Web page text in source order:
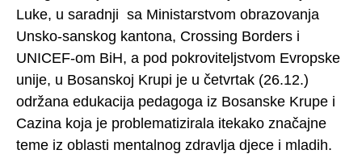
Luke, u saradnji sa Ministarstvom obrazovanja
Unsko-sanskog kantona, Crossing Borders i
UNICEF-om BiH, a pod pokroviteljstvom Evropske
unije, u Bosanskoj Krupi je u četvrtak (26.12.)
održana edukacija pedagoga iz Bosanske Krupe i
Cazina koja je problematizirala itekako značajne
teme iz oblasti mentalnog zdravlja djece i mladih.